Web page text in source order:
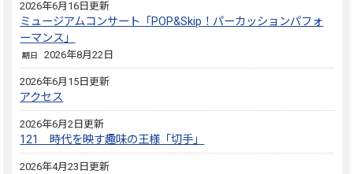
2026年6月16日更新
ミュージアムコンサート「POP&Skip！パーカッションパフォ
ーマンス」
期日 2026年8月22日
2026年6月15日更新
アクセス
2026年6月2日更新
121 時代を映す趣味の王様「切手」
2026年4月23日更新